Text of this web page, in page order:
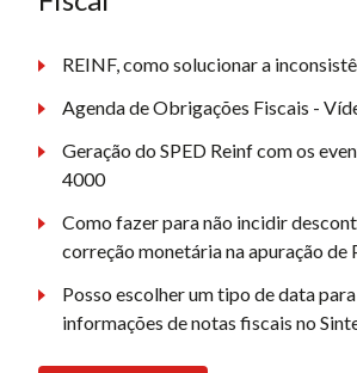
REINF, como solucionar a
Agenda de Obrigações Fiscais -
Geração do SPED Reinf com os
4000
Como fazer para não incidir
correção monetária na apuração de
Posso escolher um tipo de data
informações de notas fiscais no